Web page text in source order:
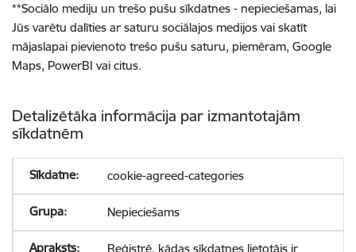
**Sociālo mediju un trešo pušu sīkdatnes - nepieciešamas, lai
Jūs varētu dalīties ar saturu sociālajos medijos vai skatīt
mājaslapai pievienoto trešo pušu saturu, piemēram, Google
Maps, PowerBI vai citus.
Detalizētāka informācija par izmantotajām
sīkdatnēm
cookie-agreed-categories
Nepieciešams
Reģistrē, kādas sīkdatnes lietotājs ir